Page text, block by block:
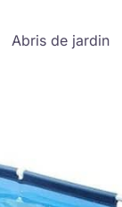
Abris de jardin